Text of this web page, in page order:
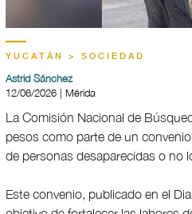
YUCATÁN > SOCIEDAD
Astrid Sánchez
12/06/2026 | Mérida
La Comisión Nacional de
pesos como parte de un
de personas desaparecidas o no
Este convenio, publicado en el